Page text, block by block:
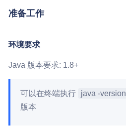
准备工作
环境要求
Java 版本要求: 1.8+
可以在终端执行 java -version
版本